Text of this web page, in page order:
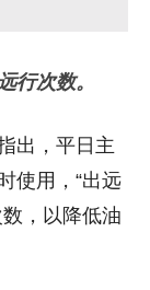
行次数。
出，平日主
使用，“出远
，以降低油